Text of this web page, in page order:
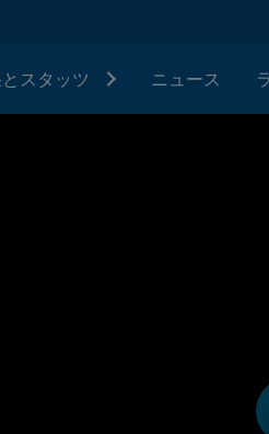
スタッツ ニュース